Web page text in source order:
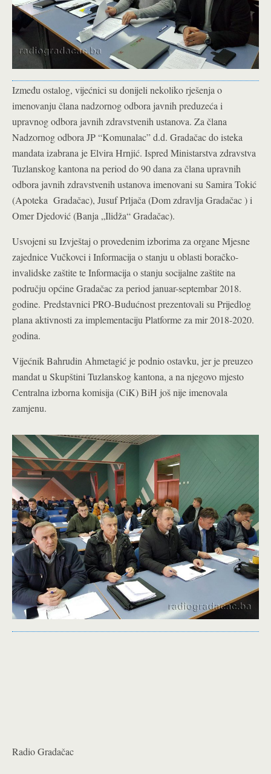
Između ostalog, vijećnici su donijeli nekoliko rješenja o
imenovanju člana nadzornog odbora javnih preduzeća i
upravnog odbora javnih zdravstvenih ustanova. Za člana
Nadzornog odbora JP “Komunalac” d.d. Gradačac do isteka
mandata izabrana je Elvira Hrnjić. Ispred Ministarstva zdravstva
Tuzlanskog kantona na period do 90 dana za člana upravnih
odbora javnih zdravstvenih ustanova imenovani su Samira Tokić
(Apoteka Gradačac), Jusuf Prljača (Dom zdravlja Gradačac ) i
Omer Djedović (Banja „Ilidža“ Gradačac).
Usvojeni su Izvještaj o provedenim izborima za organe Mjesne
zajednice Vučkovci i Informacija o stanju u oblasti boračko-
invalidske zaštite te Informacija o stanju socijalne zaštite na
području općine Gradačac za period januar-septembar 2018.
godine. Predstavnici PRO-Budućnost prezentovali su Prijedlog
plana aktivnosti za implementaciju Platforme za mir 2018-2020.
godina.
Vijećnik Bahrudin Ahmetagić je podnio ostavku, jer je preuzeo
mandat u Skupštini Tuzlanskog kantona, a na njegovo mjesto
Centralna izborna komisija (CiK) BiH još nije imenovala
zamjenu.
Radio Gradačac